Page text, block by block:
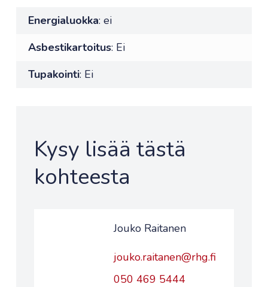
Energialuokka: ei
Asbestikartoitus: Ei
Tupakointi: Ei
Kysy lisää tästä
kohteesta
Jouko Raitanen
jouko.raitanen@rhg.fi
050 469 5444